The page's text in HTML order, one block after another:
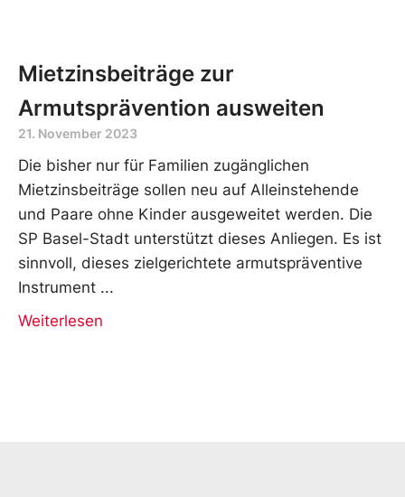
Mietzinsbeiträge zur
Armutsprävention ausweiten
21. November 2023
Die bisher nur für Familien zugänglichen
Mietzinsbeiträge sollen neu auf Alleinstehende
und Paare ohne Kinder ausgeweitet werden. Die
SP Basel-Stadt unterstützt dieses Anliegen. Es ist
sinnvoll, dieses zielgerichtete armutspräventive
Instrument
Weiterlesen